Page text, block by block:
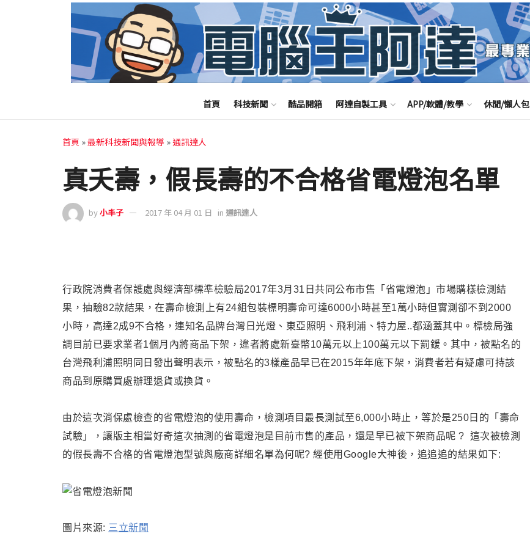
首頁 科技新聞 酷品開箱 阿達自製工具 APP/軟體/教學 休閒/懶人包
首頁 »最新科技新聞與報導 »通訊達人
真夭壽，假長壽的不合格省電燈泡名單
by小丰子 2017 年 04 月 01 日 in 通訊達人
行政院消費者保護處與經濟部標準檢驗局2017年3月31日共同公布市售「省電燈泡」市場購樣檢測結
果，抽驗82款結果，在壽命檢測上有24組包裝標明壽命可達6000小時甚至1萬小時但實測卻不到2000
小時 ， 高達2成9不合格，連知名品牌台灣日光燈 、東亞照明、 飛利浦、特力屋..都涵蓋其中 。 標檢局強
調目前已要求業者1個月內將商品下架，違者將處新臺幣10萬元以上100萬元以下罰鍰。其中 ， 被點名的
台灣飛利浦照明同日發出聲明表示，被點名的3樣產品早已在2015年年底下架，消費者若有疑慮可持該
商品到原購買處辦理退貨或換貨。
由於這次消保處檢查的省電燈泡的使用壽命 ， 檢測項目最長測試至6,000小時止 ，等於是250日的「壽命
試驗」，讓版主相當好奇這次抽測的省電燈泡是目前市售的產品，還是早已被下架商品呢 ? 這次被檢測
的假長壽不合格的省電燈泡型號與廠商詳細名單為何呢? 經使用Google大神後，追追追的結果如下:
圖片來源: 三立新聞